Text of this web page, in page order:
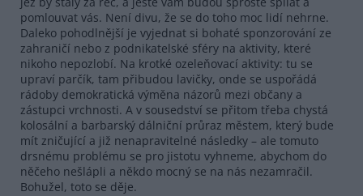
pomlouvat vás. Není divu, že se do toho moc lidí nehrne.
Daleko pohodlnější je vyjednat si bohaté sponzorování ze
zahraničí nebo z podnikatelské sféry na aktivity, které
nikoho nepozlobí. Na krotké ozeleňovací aktivity: tu se
upraví parčík, tam přibudou lavičky, onde se uspořádá
rádoby demokratická výměna názorů mezi občany a
zástupci vrchnosti. A v sousedství se přitom třeba chystá
kolosální a barbarský dálniční průraz městem, který bude
mít zničující a již nenapravitelné následky – ale tomuto
drsnému problému se pro jistotu vyhneme, abychom do
něčeho nešlápli a někdo mocný se na nás nezamračil.
Bohužel, toto se děje.